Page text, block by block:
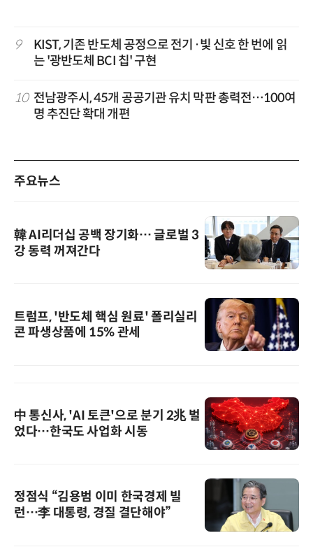
9
KIST, 기존 반도체 공정으로 전기·빛 신호 한 번에 읽
는 '광반도체 BCI 칩' 구현
10 전남광주시, 45개 공공기관 유치 막판 총력전…100여
명 추진단 확대 개편
주요뉴스
韓 AI리더십 공백 장기화… 글로벌 3
강 동력 꺼져간다
트럼프, '반도체 핵심 원료' 폴리실리
콘 파생상품에 15% 관세
中 통신사, 'AI 토큰'으로 분기 2兆 벌
었다…한국도 사업화 시동
정점식 “김용범 이미 한국경제 빌
런…李 대통령, 경질 결단해야”